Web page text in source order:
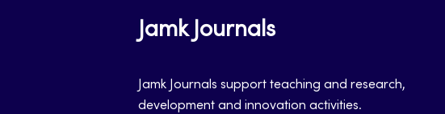
Jamk Journals
Jamk Journals support teaching and research,
development and innovation activities.